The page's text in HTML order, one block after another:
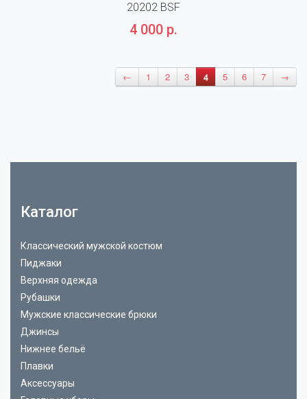
20202 BSF
4 000 р.
← 1 2 3 4 5 6 7 →
Каталог
Классический мужской костюм
Пиджаки
Верхняя одежда
Рубашки
Мужские классические брюки
Джинсы
Нижнее бельё
Плавки
Аксессуары